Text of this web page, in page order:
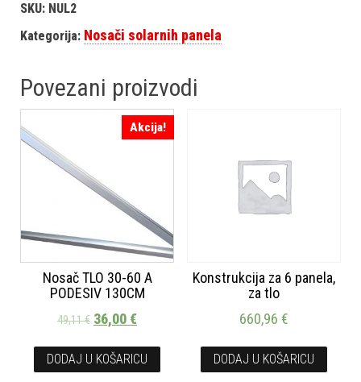
SKU: NUL2
Kategorija: Nosači solarnih panela
Povezani proizvodi
Akcija!
Nosač TLO 30-60 A
PODESIV 130CM
49,11€ 36,00€
DODAJ U KOŠARICU
Konstrukcija za 6 panela,
za tlo
660,96 €
DODAJ U KOŠARICU